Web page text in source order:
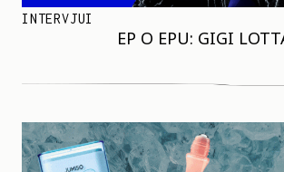
INTERVJUI
EP O EPU: GIGI